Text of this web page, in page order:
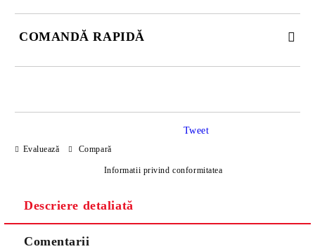
COMANDĂ RAPIDĂ
Sunt de acord cuPolitica de confidentialitate
Noi vă vom contacta pentru finalizarea comenzii.
Evaluează Compară
Informatii privind conformitatea
Tweet
Descriere detaliată
Comentarii